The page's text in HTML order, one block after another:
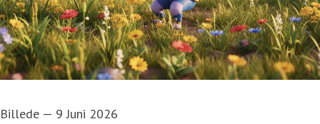
Billede — 9 Juni 2026